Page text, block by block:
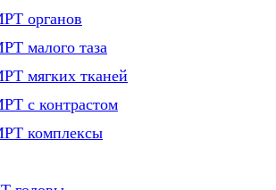
органов
малого таза
мягких тканей
с контрастом
комплексы